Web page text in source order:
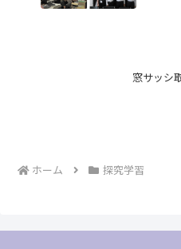
窓サッシ
ホーム 探究学習